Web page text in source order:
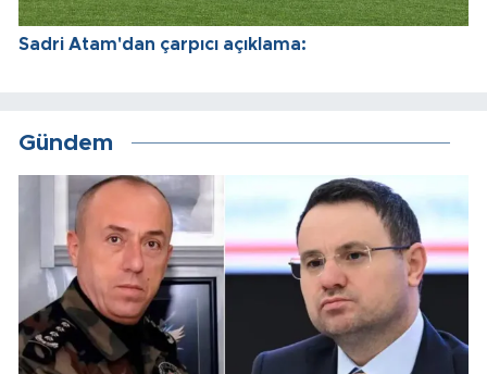
Sadri Atam'dan çarpıcı açıklama:
Gündem